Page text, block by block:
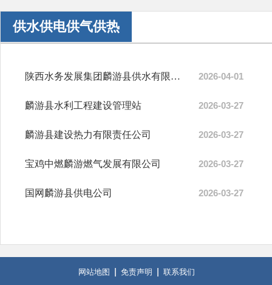
供水供电供气供热
陕西水务发展集团麟游县供水有限公司 2026-04-01
麟游县水利工程建设管理站 2026-03-27
麟游县建设热力有限责任公司 2026-03-27
宝鸡中燃麟游燃气发展有限公司 2026-03-27
国网麟游县供电公司 2026-03-27
网站地图 免责声明 联系我们